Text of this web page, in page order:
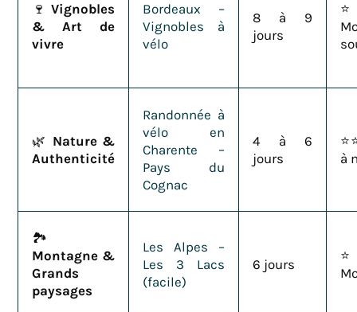
🍷Vignobles
& Art de
vivre
Bordeaux –
Vignobles à
vélo
8 à 9
jours
🌿 Nature &
Authenticité
Randonnée à
vélo en
Charente –
Pays du
Cognac
4 à 6
jours
à
🏞️
Montagne &
Grands
paysages
Les Alpes –
Les 3 Lacs
(facile)
6 jours